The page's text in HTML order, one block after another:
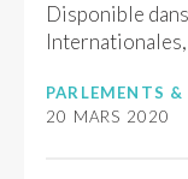
Disponible
PARLEMENTS
20 MARS 2020